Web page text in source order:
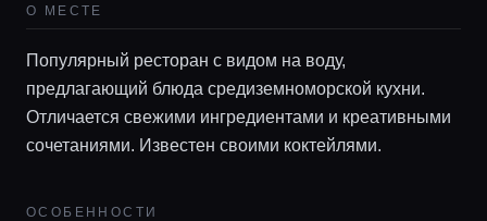
О МЕСТЕ
Популярный ресторан с видом на воду,
предлагающий блюда средиземноморской кухни.
Отличается свежими ингредиентами и креативными
сочетаниями. Известен своими коктейлями.
ОСОБЕННОСТИ